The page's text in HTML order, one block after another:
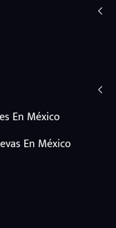
En México
En México